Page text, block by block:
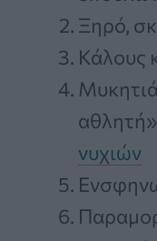
Ξηρό,
Κάλους
νυχιών